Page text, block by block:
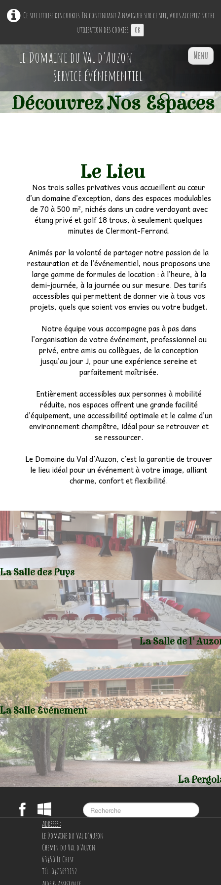
Ce site utilise des cookies. En continuant à naviguer sur ce site, vous acceptez notre
utilisation des cookies. OK
Le Domaine du Val d'Auzon
Service événementiel
Menu
Accueil
Professionnels▼
Particuliers▼
Associatif▼
Autocariste ▼
Découvrez Nos Espaces
Le Lieu
Nos trois salles privatives vous accueillent au cœur
d’un domaine d’exception, dans des espaces modulables
de 70 à 500 m², nichés dans un cadre verdoyant avec
étang privé et golf 18 trous, à seulement quelques
minutes de Clermont-Ferrand.
Animés par la volonté de partager notre passion de la
restauration et de l’événementiel, nous proposons une
large gamme de formules de location : à l’heure, à la
demi-journée, à la journée ou sur mesure. Des tarifs
accessibles qui permettent de donner vie à tous vos
projets, quels que soient vos envies ou votre budget.
Notre équipe vous accompagne pas à pas dans
l’organisation de votre événement, professionnel ou
privé, entre amis ou collègues, de la conception
jusqu’au jour J, pour une expérience sereine et
parfaitement maîtrisée.
Entièrement accessibles aux personnes à mobilité
réduite, nos espaces offrent une grande facilité
d’équipement, une accessibilité optimale et le calme d’un
environnement champêtre, idéal pour se retrouver et
se ressourcer.
Le Domaine du Val d’Auzon, c’est la garantie de trouver
le lieu idéal pour un événement à votre image, alliant
charme, confort et flexibilité.
La Salle des Puys
La Salle de
La Salle Evénement
La
Adresse :
Le Domaine du Val d'Auzon
Chemin du Val d'Auzon
63450 Le Crest
Tél: 0473693152